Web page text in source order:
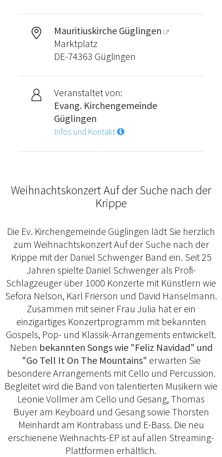
Mauritiuskirche Güglingen
Marktplatz
DE-74363 Güglingen
Veranstaltet von:
Evang. Kirchengemeinde
Güglingen
Infos und Kontakt
Weihnachtskonzert Auf der Suche nach der
Krippe
Die Ev. Kirchengemeinde Güglingen lädt Sie herzlich
zum Weihnachtskonzert Auf der Suche nach der
Krippe mit der Daniel Schwenger Band ein. Seit 25
Jahren spielte Daniel Schwenger als Profi-
Schlagzeuger über 1000 Konzerte mit Künstlern wie
Sefora Nelson, Karl Frierson und David Hanselmann.
Zusammen mit seiner Frau Julia hat er ein
einzigartiges Konzertprogramm mit bekannten
Gospels, Pop- und Klassik-Arrangements entwickelt.
Neben bekannten Songs wie "Feliz Navidad" und
"Go Tell It On The Mountains" erwarten Sie
besondere Arrangements mit Cello und Percussion.
Begleitet wird die Band von talentierten Musikern wie
Leonie Vollmer am Cello und Gesang, Thomas
Buyer am Keyboard und Gesang sowie Thorsten
Meinhardt am Kontrabass und E-Bass. Die neu
erschienene Weihnachts-EP ist auf allen Streaming-
Plattformen erhältlich.